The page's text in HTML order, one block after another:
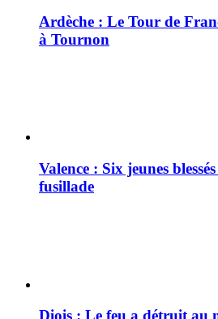
Ardèche : Le Tour de
à Tournon
Valence : Six jeunes
fusillade